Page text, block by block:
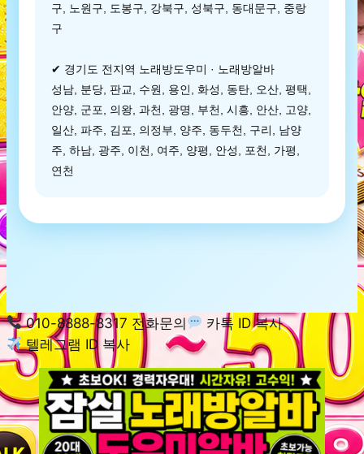
구, 노원구, 도봉구, 강북구, 성북구, 동대문구, 중랑
구
✔ 경기도 전지역 노래방도우미 · 노래방알바
성남, 분당, 판교, 수원, 용인, 화성, 동탄, 오산, 평택,
안양, 군포, 의왕, 과천, 광명, 부천, 시흥, 안산, 고양,
일산, 파주, 김포, 의정부, 양주, 동두천, 구리, 남양
주, 하남, 광주, 이천, 여주, 양평, 안성, 포천, 가평,
연천
010-8888-8317 전화문의
카톡 ID 복사
텔레그램 ID 복사